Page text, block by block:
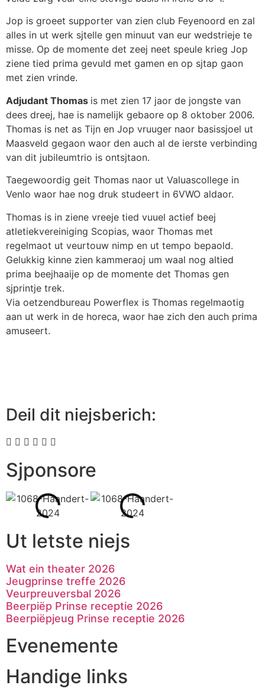
Jop is groeet supporter van zien club Feyenoord en zal
alles in ut werk sjtelle gen minuut van eur wedstrieje te
misse. Op de momente det zeej neet speule krieg Jop
ziene tied prima gevuld met gamen en op sjtap gaon
met zien vrinde.
Adjudant Thomas is met zien 17 jaor de jongste van
dees dreej, hae is namelijk gebaore op 8 oktober 2006.
Thomas is net as Tijn en Jop vruuger naor basissjoel ut
Maasveld gegaon waor den auch al de ierste verbinding
van dit jubileumtrio is ontsjtaon.
Taegewoordig geit Thomas naor ut Valuascollege in
Venlo waor hae nog druk studeert in 6VWO aldaor.
Thomas is in ziene vreeje tied vuuel actief beej
atletiekvereiniging Scopias, waor Thomas met
regelmaot ut veurtouw nimp en ut tempo bepaold.
Gelukkig kinne zien kammeraoj um waal nog altied
prima beejhaaije op de momente det Thomas gen
sjprintje trek.
Via oetzendbureau Powerflex is Thomas regelmaotig
aan ut werk in de horeca, waor hae zich den auch prima
amuseert.
Deil dit niejsberich:
Sjponsore
Ut letste niejs
Wat ein theater 2026
Jeugprinse treffe 2026
Veurpreuversbal 2026
Beerpiëp Prinse receptie 2026
Beerpiëpjeug Prinse receptie 2026
Evenemente
Handige links